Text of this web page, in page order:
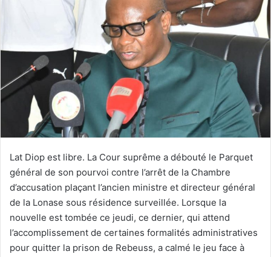
Lat Diop est libre. La Cour suprême a débouté le Parquet
général de son pourvoi contre l’arrêt de la Chambre
d’accusation plaçant l’ancien ministre et directeur général
de la Lonase sous résidence surveillée. Lorsque la
nouvelle est tombée ce jeudi, ce dernier, qui attend
l’accomplissement de certaines formalités administratives
pour quitter la prison de Rebeuss, a calmé le jeu face à